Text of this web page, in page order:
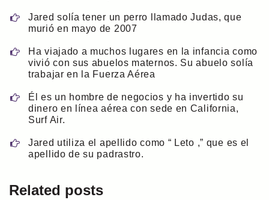
Jared solía tener un perro llamado Judas, que
murió en mayo de 2007
Ha viajado a muchos lugares en la infancia como
vivió con sus abuelos maternos. Su abuelo solía
trabajar en la Fuerza Aérea
Él es un hombre de negocios y ha invertido su
dinero en línea aérea con sede en California,
Surf Air.
Jared utiliza el apellido como “ Leto ,” que es el
apellido de su padrastro.
Related posts